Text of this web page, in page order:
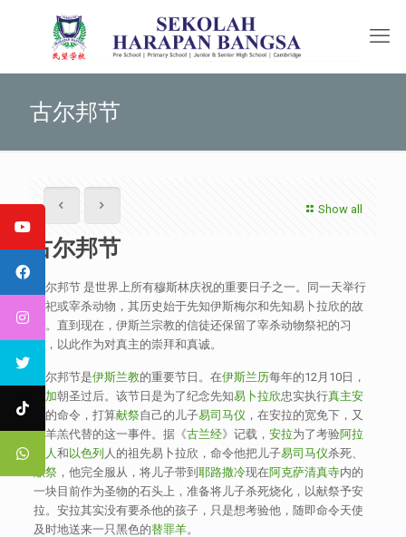
古尔邦节
Show all
古尔邦节
古尔邦节 是世界上所有穆斯林庆祝的重要日子之一。同一天举行
祭祀或宰杀动物，其历史始于先知伊斯梅尔和先知易卜拉欣的故
事。直到现在，伊斯兰宗教的信徒还保留了宰杀动物祭祀的习
俗，以此作为对真主的崇拜和真诚。
古尔邦节是伊斯兰教的重要节日。在伊斯兰历每年的12月10日，
麦加朝圣过后。该节日是为了纪念先知易卜拉欣忠实执行真主安
的命令，打算献祭自己的儿子易司马仪 ，在安拉的宽免下，又
用羊羔代替的这一事件。据《古兰经》记载， 安拉为了考验阿拉
伯人和 以色列 人的祖先易卜拉欣，命令他把儿子易司马仪杀死、
献祭 ，他完全服从，将儿子带到 耶路撒冷现在阿克萨清真寺内的
一块目前作为圣物的石头上，准备将儿子杀死烧化，以献祭予安
拉。安拉其实没有要杀他的孩子，只是想考验他，随即命令天使
及时地送来一只黑色的替罪羊。